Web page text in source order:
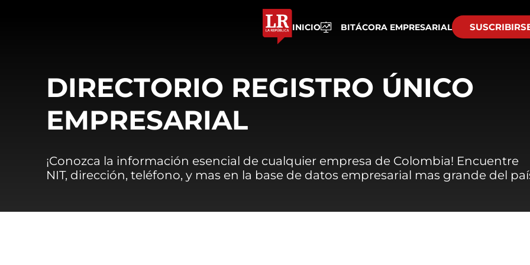
INICIO BITÁCORA EMPRESARIAL
DIRECTORIO REGISTRO ÚNICO
EMPRESARIAL
¡Conozca la información esencial de cualquier empresa de Colombia! Encuentre
NIT, dirección, teléfono, y mas en la base de datos empresarial mas grande del